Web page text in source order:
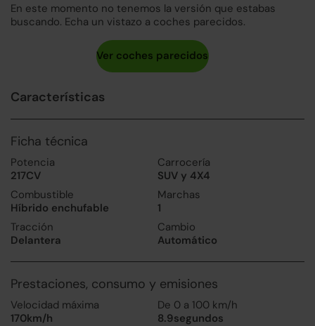
En este momento no tenemos la versión que estabas
buscando. Echa un vistazo a coches parecidos.
Características
Ficha técnica
Potencia
217CV
Carrocería
SUV y 4X4
Combustible
Híbrido enchufable
Marchas
1
Tracción
Delantera
Cambio
Automático
Prestaciones, consumo y emisiones
Velocidad máxima
170km/h
De 0 a 100 km/h
8.9segundos